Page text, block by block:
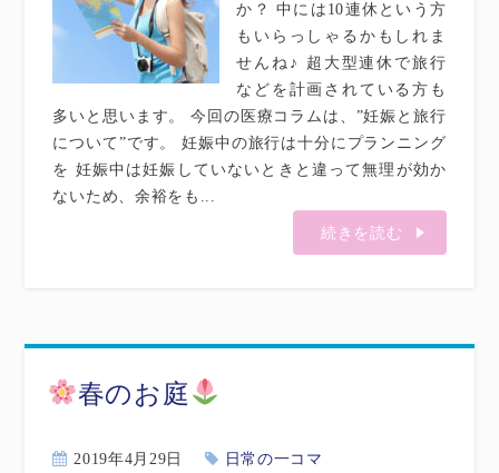
か？ 中には10連休という方
もいらっしゃるかもしれま
せんね♪ 超大型連休で旅行
などを計画されている方も
多いと思います。 今回の医療コラムは、”妊娠と旅行
について”です。 妊娠中の旅行は十分にプランニング
を 妊娠中は妊娠していないときと違って無理が効か
ないため、余裕をも...
続きを読む
春のお庭
2019年4月29日 日常の一コマ